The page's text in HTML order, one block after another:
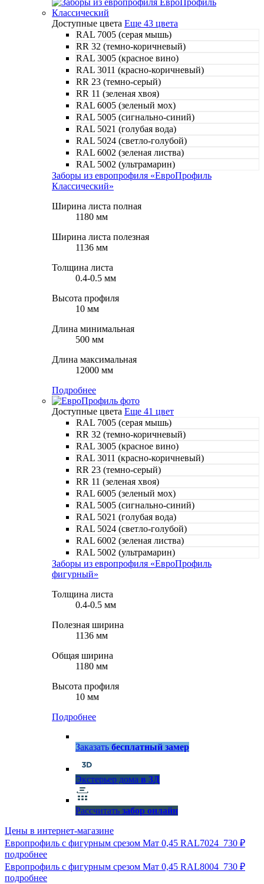
Доступные цвета Еще 43 цвета
RAL 7005 (серая мышь)
RR 32 (темно-коричневый)
RAL 3005 (красное вино)
RAL 3011 (красно-коричневый)
RR 23 (темно-серый)
RR 11 (зеленая хвоя)
RAL 6005 (зеленый мох)
RAL 5005 (сигнально-синий)
RAL 5021 (голубая вода)
RAL 5024 (светло-голубой)
RAL 6002 (зеленая листва)
RAL 5002 (ультрамарин)
Заборы из европрофиля «ЕвроПрофиль
Классический»
Ширина листа полная
1180 мм
Ширина листа полезная
1136 мм
Толщина листа
0.4-0.5 мм
Высота профиля
10 мм
Длина минимальная
500 мм
Длина максимальная
12000 мм
Подробнее
Доступные цвета Еще 41 цвет
RAL 7005 (серая мышь)
RR 32 (темно-коричневый)
RAL 3005 (красное вино)
RAL 3011 (красно-коричневый)
RR 23 (темно-серый)
RR 11 (зеленая хвоя)
RAL 6005 (зеленый мох)
RAL 5005 (сигнально-синий)
RAL 5021 (голубая вода)
RAL 5024 (светло-голубой)
RAL 6002 (зеленая листва)
RAL 5002 (ультрамарин)
Заборы из европрофиля «ЕвроПрофиль
фигурный»
Толщина листа
0.4-0.5 мм
Полезная ширина
1136 мм
Общая ширина
1180 мм
Высота профиля
10 мм
Подробнее
Заказать бесплатный замер
Экстерьер дома в 3Д
Рассчитать забор онлайн
Цены в интернет-магазине
Европрофиль с фигурным срезом Мат 0,45 RAL7024 730 ₽
подробнее
Европрофиль с фигурным срезом Мат 0,45 RAL8004 730 ₽
подробнее